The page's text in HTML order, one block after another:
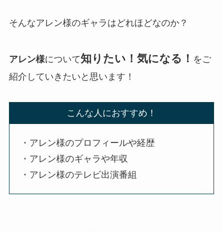
そんなアレン様のギャラはどれほどなのか？
アレン様について知りたい！気になる！ をご
紹介していきたいと思います！
こんな人におすすめ！
・アレン様のプロフィールや経歴
・アレン様のギャラや年収
・アレン様のテレビ出演番組